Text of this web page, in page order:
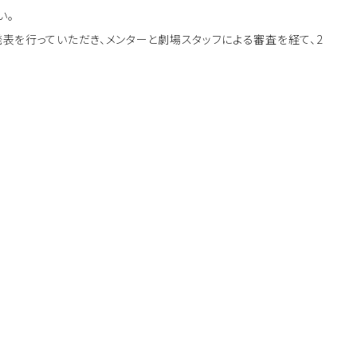
行っていただき、メンターと劇場スタッフによる審査を経て、2